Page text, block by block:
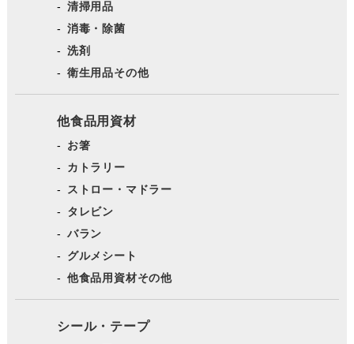
清掃用品
消毒・除菌
洗剤
衛生用品その他
他食品用資材
お箸
カトラリー
ストロー・マドラー
タレビン
バラン
グルメシート
他食品用資材その他
シール・テープ